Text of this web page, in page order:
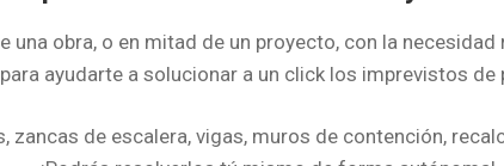
una obra, o en mitad de un proyecto, con la
ayudarte a solucionar a un click los imprevistos
zancas de escalera, vigas, muros de contención,